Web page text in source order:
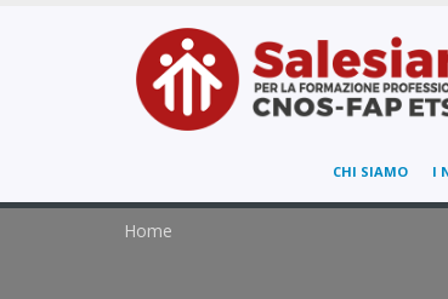
CHI SIAMO I
Home